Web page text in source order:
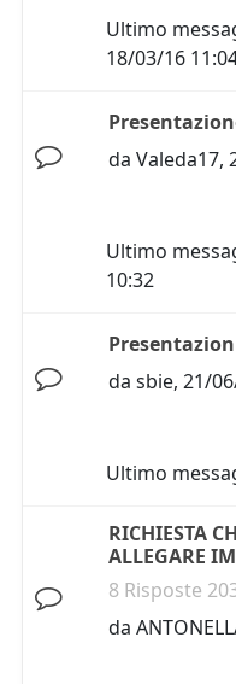
Ultimo
18/03/16
da Valeda17,
Ultimo
10:32
da sbie, 21/
Ultimo
RICHIESTA
ALLEGARE
8 Risposte
da